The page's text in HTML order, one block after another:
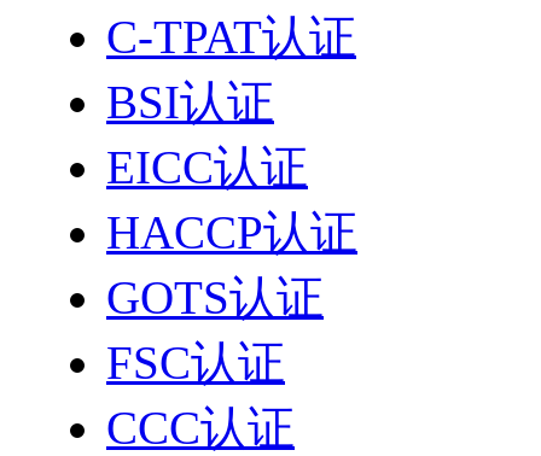
C-TPAT认证
BSI认证
EICC认证
HACCP认证
GOTS认证
FSC认证
CCC认证